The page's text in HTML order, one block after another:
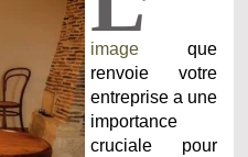
image que
renvoie votre
entreprise a une
importance
cruciale pour